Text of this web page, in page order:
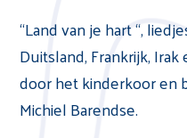
“Land van je hart “,
Duitsland, Frankrijk,
door het kinderkoor en
Michiel Barendse.